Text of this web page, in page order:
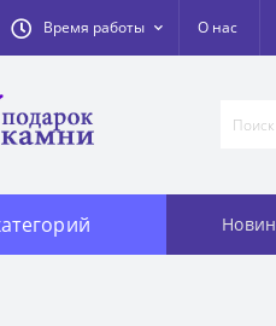
Время работы О нас